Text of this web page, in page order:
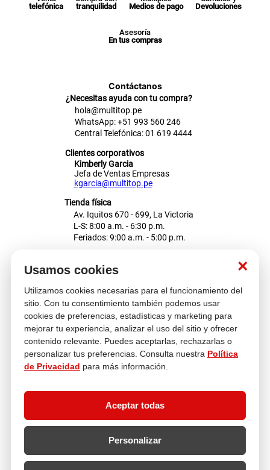
×
Usamos cookies
Utilizamos cookies necesarias para el funcionamiento del
sitio. Con tu consentimiento también podemos usar
cookies de preferencias, estadísticas y marketing para
mejorar tu experiencia, analizar el uso del sitio y ofrecer
contenido relevante. Puedes aceptarlas, rechazarlas o
personalizar tus preferencias. Consulta nuestra Política
de Privacidad para más información.
Aceptar todas
Personalizar
telefónica
tranquilidad
Medios de pago
Devoluciones
Asesoría
En tus compras
Contáctanos
¿Necesitas ayuda con tu compra?
hola@multitop.pe
WhatsApp: +51 993 560 246
Central Telefónica: 01 619 4444
Clientes corporativos
Kimberly Garcia
Jefa de Ventas Empresas
kgarcia@multitop.pe
Tienda física
Av. Iquitos 670 - 699, La Victoria
L-S: 8:00 a.m. - 6:30 p.m.
Feriados: 9:00 a.m. - 5:00 p.m.
Atención al cliente
Descubre más